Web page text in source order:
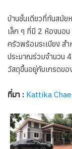
บ้านชั้นเดียวที่ทันสมัย
เล็ก ๆ ที่มี 2 ห้องนอ
ครัวพร้อมระเบียง สำ
ประมาณร่วมจำนวน
วัสดุขึ้นอยู่กับเกรดขอ
ที่มา : Kattika